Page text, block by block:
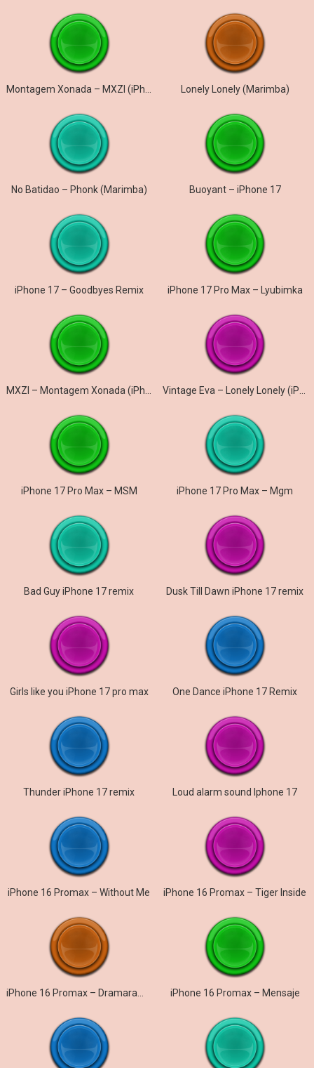
Lonely Lonely (Marimba)
No Batidao – Phonk (Marimba) Buoyant – iPhone 17
iPhone 17 – Goodbyes Remix iPhone 17 Pro Max – Lyubimka
iPhone 17 Pro Max – MSM iPhone 17 Pro Max – Mgm
Bad Guy iPhone 17 remix Dusk Till Dawn iPhone 17 remix
Girls like you iPhone 17 pro max One Dance iPhone 17 Remix
Thunder iPhone 17 remix Loud alarm sound Iphone 17
iPhone 16 Promax – Without Me iPhone 16 Promax – Tiger Inside
iPhone 16 Promax – Mensaje